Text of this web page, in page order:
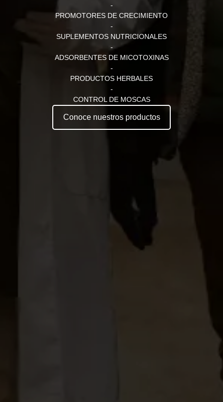
-
PROMOTORES DE CRECIMIENTO
-
SUPLEMENTOS NUTRICIONALES
-
ADSORBENTES DE MICOTOXINAS
-
PRODUCTOS HERBALES
-
CONTROL DE MOSCAS
Conoce nuestros productos